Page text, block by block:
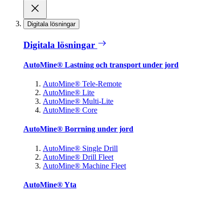
Digitala lösningar
Digitala lösningar
AutoMine® Lastning och transport under jord
AutoMine® Tele-Remote
AutoMine® Lite
AutoMine® Multi-Lite
AutoMine® Core
AutoMine® Borrning under jord
AutoMine® Single Drill
AutoMine® Drill Fleet
AutoMine® Machine Fleet
AutoMine® Yta